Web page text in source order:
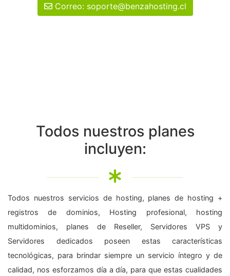
Correo: soporte@benzahosting.cl
Todos nuestros planes
incluyen:
Todos nuestros servicios de hosting, planes de hosting +
registros de dominios, Hosting profesional, hosting
multidominios, planes de Reseller, Servidores VPS y
Servidores dedicados poseen estas características
tecnológicas, para brindar siempre un servicio íntegro y de
calidad, nos esforzamos día a día, para que estas cualidades